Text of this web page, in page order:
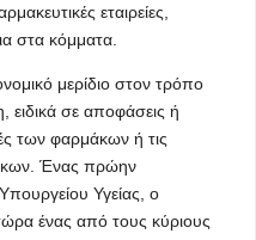
εταιρείες,
στα κόμματα.
μερίδιο στον τρόπο
ειδικά σε αποφάσεις ή
των φαρμάκων ή τις
Ένας πρώην
Υγείας, ο
ένας από τους κύριους